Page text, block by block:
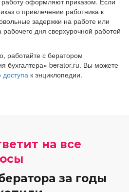
о привлечении работника к
задержки на работе или
дня сверхурочной работой
работайте с бератором
бухгалтера» berator.ru. Вы можете
доступа к энциклопедии.
на все
за годы